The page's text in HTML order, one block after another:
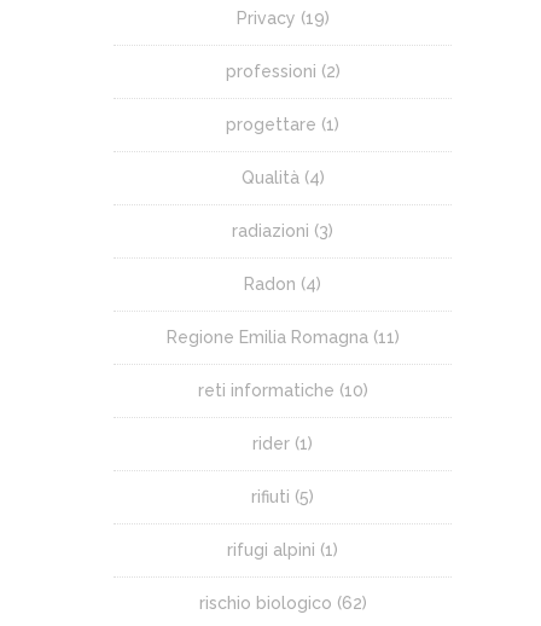
Privacy (19)
professioni (2)
progettare (1)
Qualità(4)
radiazioni (3)
Radon (4)
Regione Emilia Romagna(11)
reti informatiche (10)
rider (1)
rifiuti (5)
rifugi alpini (1)
rischio biologico (62)